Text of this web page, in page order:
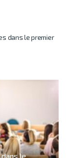
dans le premier
le